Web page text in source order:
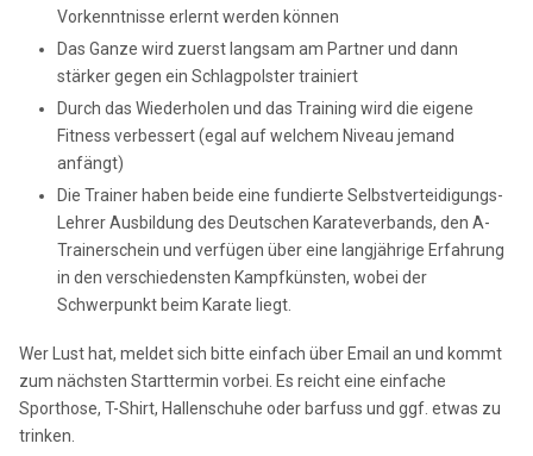
Vorkenntnisse erlernt werden können
Das Ganze wird zuerst langsam am Partner und dann
stärker gegen ein Schlagpolster trainiert
Durch das Wiederholen und das Training wird die eigene
Fitness verbessert (egal auf welchem Niveau jemand
anfängt)
Die Trainer haben beide eine fundierte Selbstverteidigungs-
Lehrer Ausbildung des Deutschen Karateverbands, den A-
Trainerschein und verfügen über eine langjährige Erfahrung
in den verschiedensten Kampfkünsten, wobei der
Schwerpunkt beim Karate liegt.
Wer Lust hat, meldet sich bitte einfach über Email an und kommt
zum nächsten Starttermin vorbei. Es reicht eine einfache
Sporthose, T-Shirt, Hallenschuhe oder barfuss und ggf. etwas zu
trinken.